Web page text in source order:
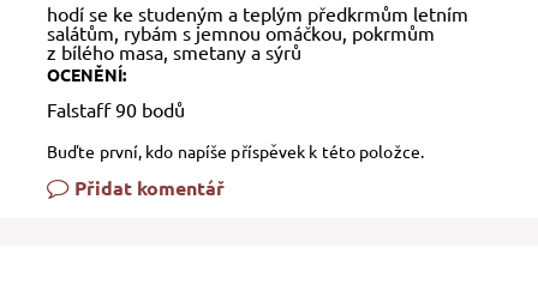
hodí se ke studeným a teplým předkrmům letním
salátům, rybám s jemnou omáčkou, pokrmům
z bílého masa, smetany a sýrů
OCENĚNÍ:
Falstaff 90 bodů
Buďte první, kdo napíše příspěvek k této položce.
Přidat komentář